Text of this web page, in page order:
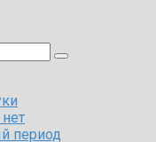
период